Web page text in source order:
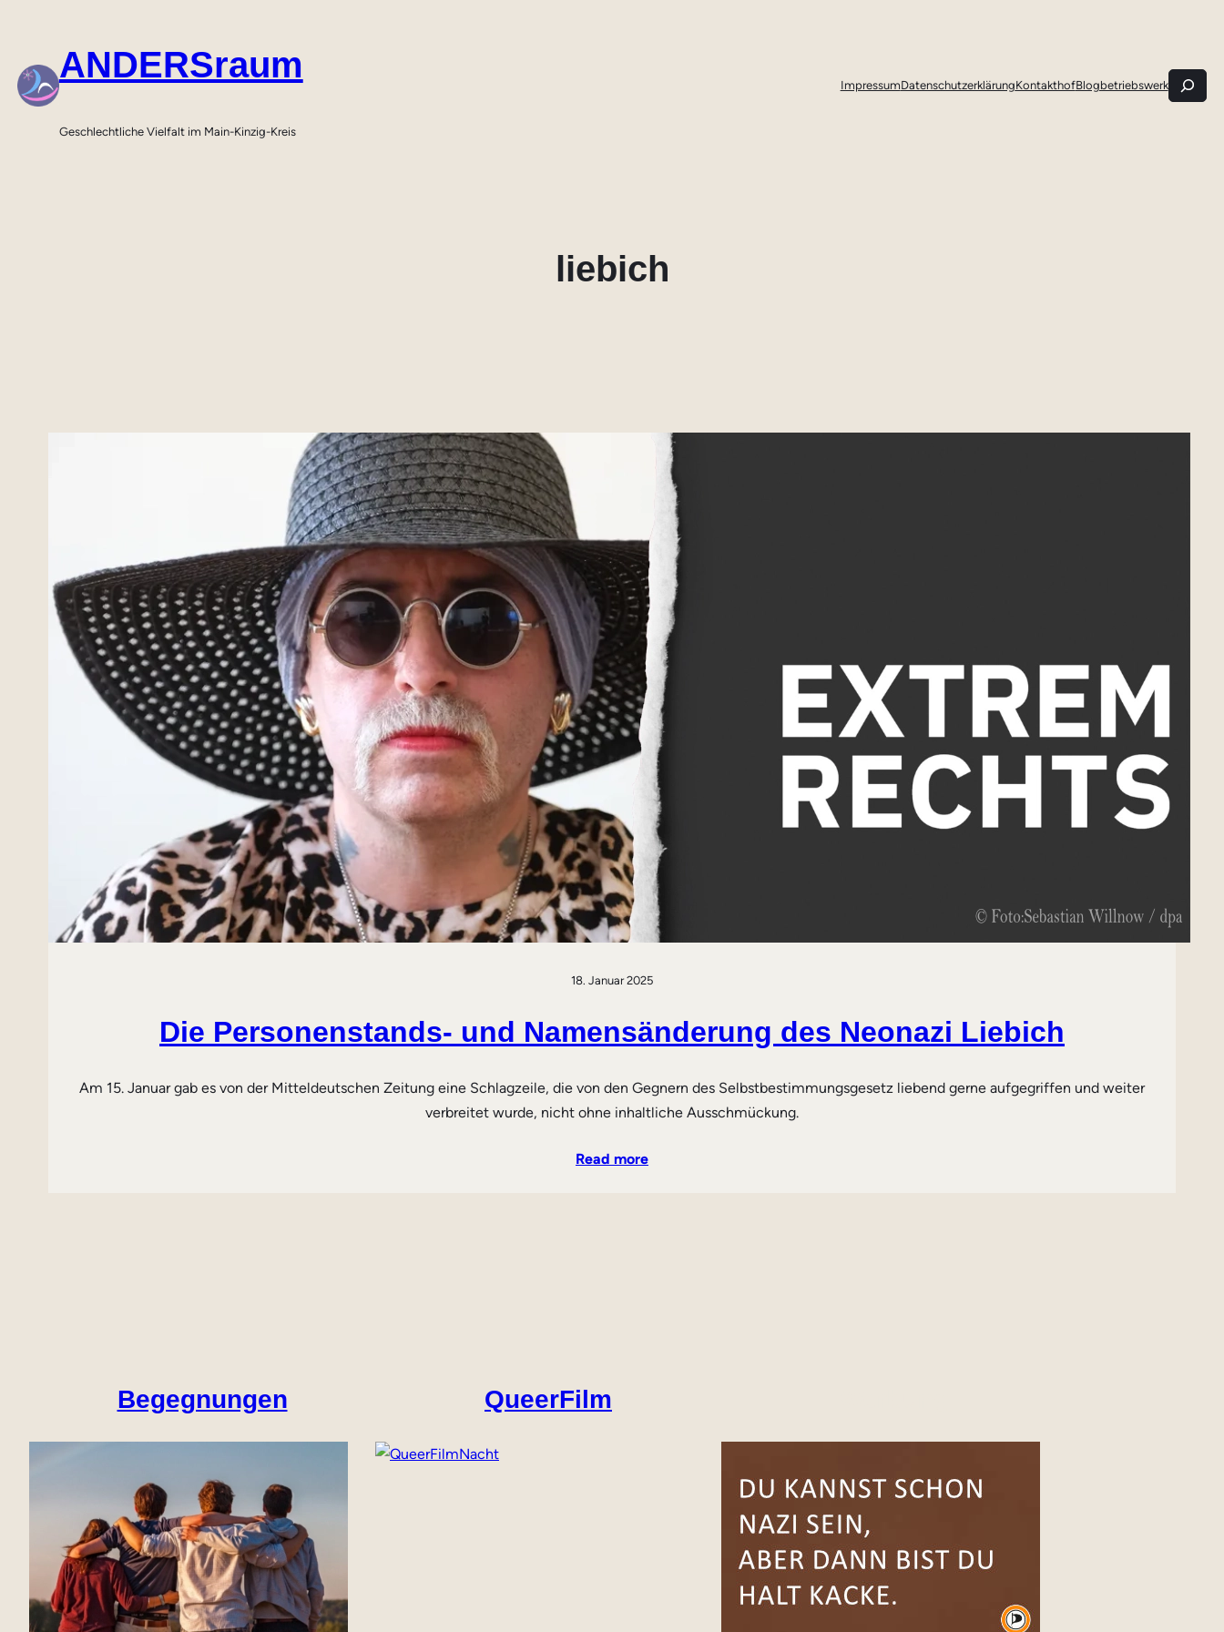
springen ANDERSraum
Geschlechtliche Vielfalt im Main-Kinzig-Kreis
ImpressumDatenschutzerklärungKontakthofBlogbetriebswerk
such
&
liebich
18. Januar 2025
Die Personenstands- und Namensänderung des Neonazi Liebich
Am 15. Januar gab es von der Mitteldeutschen Zeitung eine Schlagzeile, die von den Gegnern des Selbstbestimmungsgesetz liebend gerne aufgegriffen und weiter
verbreitet wurde, nicht ohne inhaltliche Ausschmückung.
Read more
Begegnungen QueerFilm